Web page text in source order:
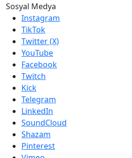
Sosyal Medya
Instagram
TikTok
Twitter (X)
YouTube
Facebook
Twitch
Kick
Telegram
LinkedIn
SoundCloud
Shazam
Pinterest